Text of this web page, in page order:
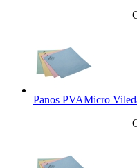
Panos PVAMicro